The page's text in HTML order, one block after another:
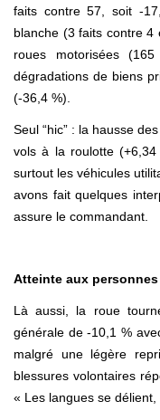
faits contre 57, soit -
blanche (3 faits contre 4
roues motorisées
dégradations de biens
(-36,4 %).
Seul “hic” : la hausse
vols à la roulotte
surtout les véhicules
avons fait quelques
assure le commandant.
Atteinte aux personnes
Là aussi, la roue
générale de -10,1 %
malgré une légère
blessures volontaires
« Les langues se délient,